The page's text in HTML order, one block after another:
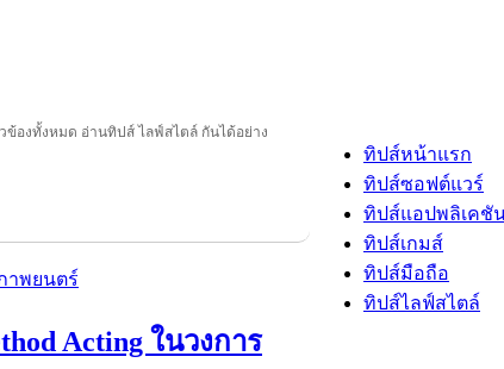
ข้องทั้งหมด อ่านทิปส์ ไลฟ์สไตล์ กันได้อย่าง
Acting ในวงการ
ทิปส์หน้าแรก
ทิปส์ซอฟต์แวร์
ทิปส์แอปพลิเคชั
ทิปส์เกมส์
ทิปส์มือถือ
ทิปส์ไลฟ์สไตล์